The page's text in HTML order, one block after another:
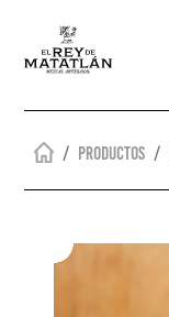
Productos